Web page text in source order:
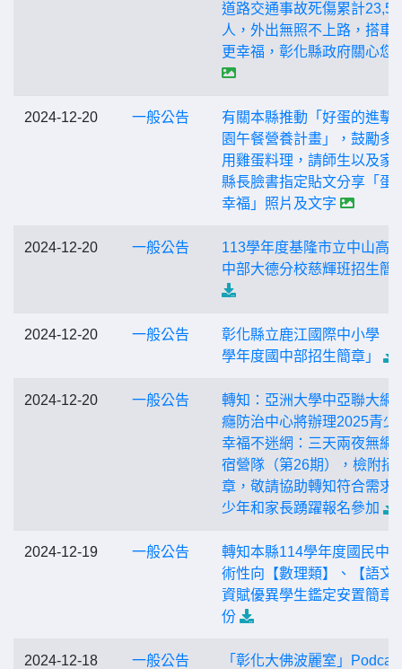
道路交通事故死傷累計
人，外出無照不上路，搭車
更幸福，彰化縣政府關心您
2024-12-20 一般公告
有關本縣推動「好蛋的進擊
園午餐營養計畫」，鼓勵多
用雞蛋料理，請師生以及家
縣長臉書指定貼文分享「蛋
幸福」照片及文字
2024-12-20 一般公告
113學年度基隆市立中山高
中部大德分校慈輝班招生簡
2024-12-20 一般公告
彰化縣立鹿江國際中小學「
學年度國中部招生簡章」
2024-12-20 一般公告
轉知：亞洲大學中亞聯大網
癮防治中心將辦理2025青少
幸福不迷網：三天兩夜無網
宿營隊（第26期），檢附招
章，敬請協助轉知符合需求
少年和家長踴躍報名參加
2024-12-19 一般公告
轉知本縣114學年度國民中
術性向【數理類】、【語文
資賦優異學生鑑定安置簡章
份
2024-12-18 一般公告
「彰化大佛波麗室」